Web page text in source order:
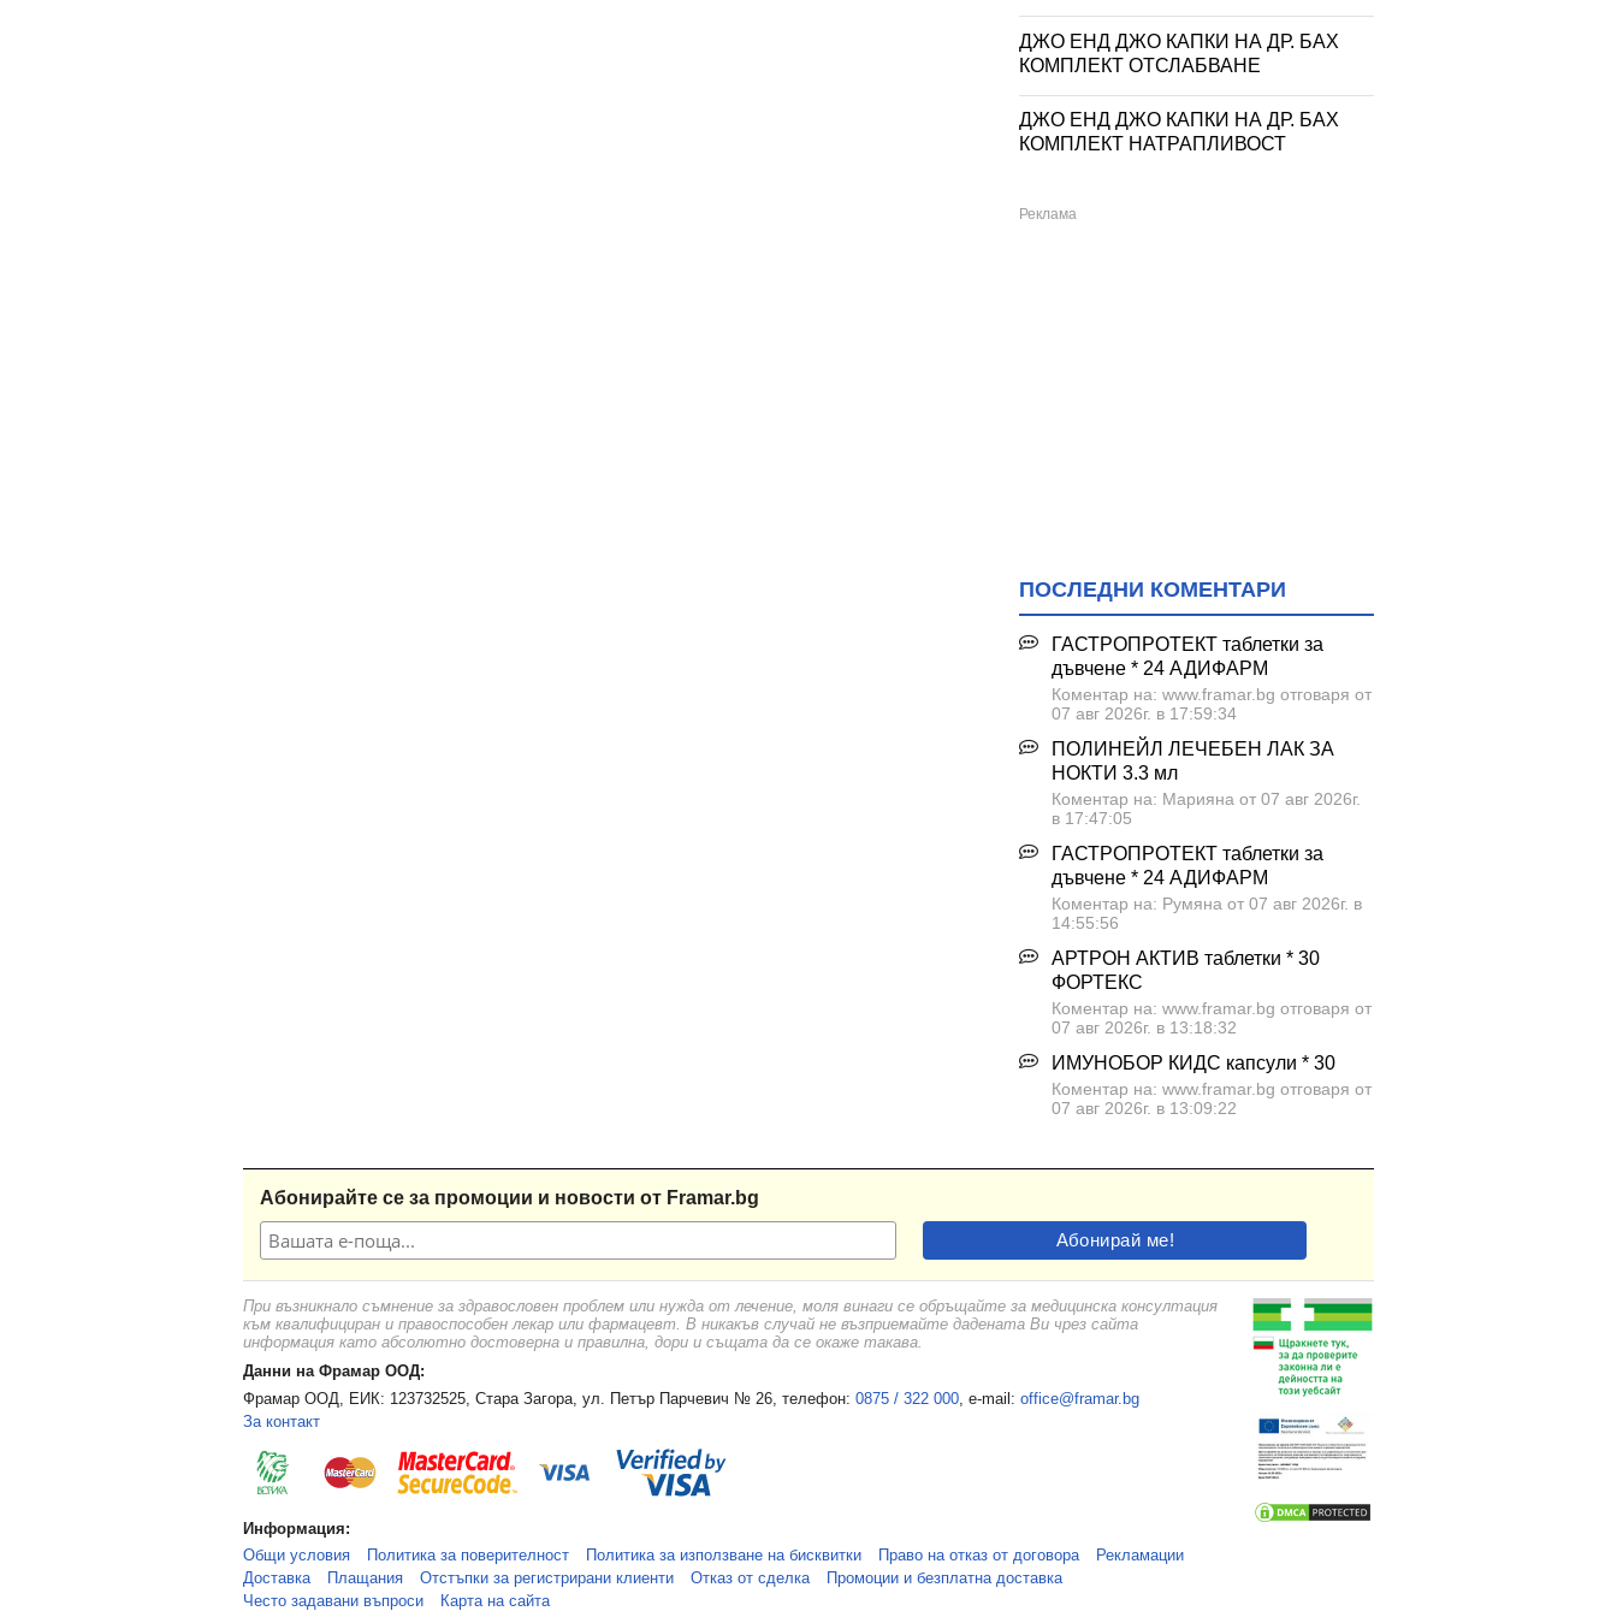
ДЖО ЕНД ДЖО КАПКИ НА ДР. БАХ
КОМПЛЕКТ ОТСЛАБВАНЕ
ДЖО ЕНД ДЖО КАПКИ НА ДР. БАХ
КОМПЛЕКТ НАТРАПЛИВОСТ
ПОСЛЕДНИ КОМЕНТАРИ
ГАСТРОПРОТЕКТ таблетки за
дъвчене * 24 АДИФАРМ
Коментар на: www.framar.bg отговаря от
07 авг 2026г. в 17:59:34
ПОЛИНЕЙЛ ЛЕЧЕБЕН ЛАК ЗА
НОКТИ 3.3 мл
Коментар на: Марияна от 07 авг 2026г.
в 17:47:05
ГАСТРОПРОТЕКТ таблетки за
дъвчене * 24 АДИФАРМ
Коментар на: Румяна от 07 авг 2026г. в
14:55:56
АРТРОН АКТИВ таблетки * 30
ФОРТЕКС
Коментар на: www.framar.bg отговаря от
07 авг 2026г. в 13:18:32
ИМУНОБОР КИДС капсули * 30
Коментар на: www.framar.bg отговаря от
07 авг 2026г. в 13:09:22
Абонирайте се за промоции и новости от Framar.bg
При възникнало съмнение за здравословен проблем или нужда от лечение, моля винаги се обръщайте за медицинска консултация
към квалифициран и правоспособен лекар или фармацевт. В никакъв случай не възприемайте дадената Ви чрез сайта
информация като абсолютно достоверна и правилна, дори и същата да се окаже такава.
Данни на Фрамар ООД:
Фрамар ООД, ЕИК: 123732525, Стара Загора, ул. Петър Парчевич № 26, телефон: 0875 / 322 000 , e-mail: office@framar.bg
За контакт
Информация:
Общи условия
Политика за поверителност Политика за използване на бисквитки Право на отказ от договора
Рекламации
Доставка
Плащания Отстъпки за регистрирани клиенти Отказ от сделка
Промоции и безплатна доставка
Често задавани въпроси
Карта на сайта